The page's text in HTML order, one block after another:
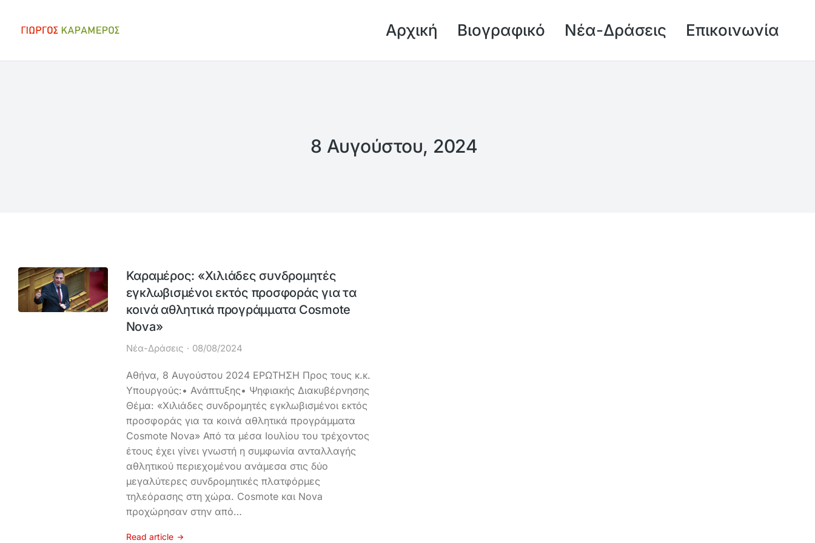
Αρχική Βιογραφικό Νέα-Δράσεις Επικοινωνία
8 Αυγούστου, 2024
Καραμέρος: «Χιλιάδες συνδρομητές
εγκλωβισμένοι εκτός προσφοράς για τα
κοινά αθλητικά προγράμματα Cosmote
Nova»
Νέα-Δράσεις 08/08/2024
Αθήνα, 8 Αυγούστου 2024 ΕΡΩΤΗΣΗ Προς τους κ.κ.
Υπουργούς:• Ανάπτυξης• Ψηφιακής Διακυβέρνησης
Θέμα: «Χιλιάδες συνδρομητές εγκλωβισμένοι εκτός
προσφοράς για τα κοινά αθλητικά προγράμματα
Cosmote Nova» Από τα μέσα Ιουλίου του τρέχοντος
έτους έχει γίνει γνωστή η συμφωνία ανταλλαγής
αθλητικού περιεχομένου ανάμεσα στις δύο
μεγαλύτερες συνδρομητικές πλατφόρμες
τηλεόρασης στη χώρα. Cosmote και Nova
προχώρησαν στην από…
Read article